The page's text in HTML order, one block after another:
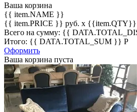
Ваша корзина
{{ item.NAME }}
{{ item.PRICE }} руб. x {{item.QTY}}
Всего на сумму: {{
Итого: {{ DATA.TOTAL_SUM }} Р
Оформить
Ваша корзина пуста